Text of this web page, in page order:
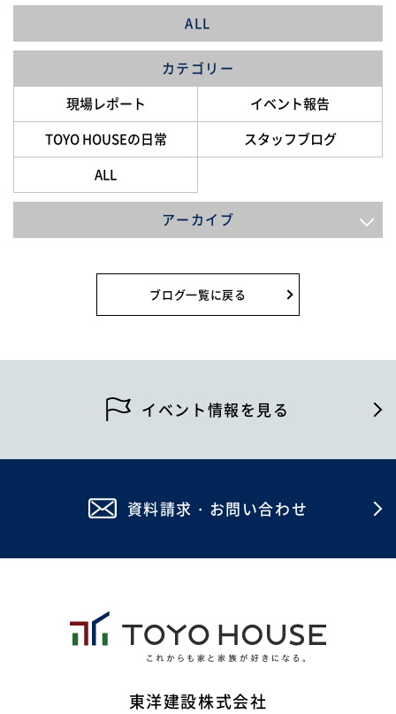
ALL
カテゴリー
現場レポート
イベント報告
TOYO HOUSEの日常
スタッフブログ
ALL
アーカイブ
2026年7月
2026年5月
2026年4月
2025年12月
2025年7月
2025年6月
ブログ一覧に戻る
イベント情報を見る
資料請求・お問い合わせ
東洋建設株式会社